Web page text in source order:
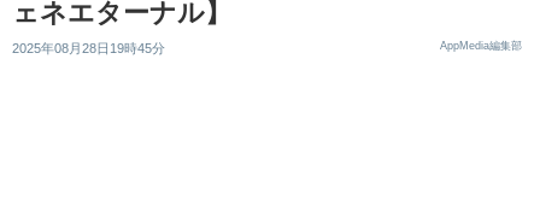
ェネエターナル】
2025年08月28日19時45分 AppMedia編集部